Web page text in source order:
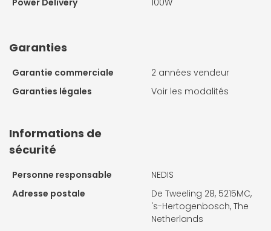
Power Delivery
100W
Garanties
Garantie commerciale
2 années vendeur
Garanties légales
Voir les modalités
Informations de
sécurité
Personne responsable
NEDIS
Adresse postale
De Tweeling 28, 5215MC,
's-Hertogenbosch, The
Netherlands